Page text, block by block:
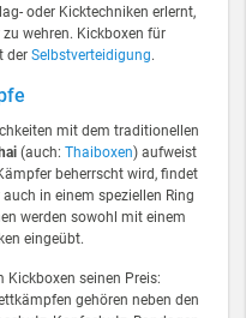
oder Kicktechniken erlernt,
wehren. Kickboxen für
der Selbstverteidigung.
mit dem traditionellen
(auch: Thaiboxen) aufweist
beherrscht wird, findet
in einem speziellen Ring
werden sowohl mit einem
eingeübt.
seinen Preis:
gehören neben den